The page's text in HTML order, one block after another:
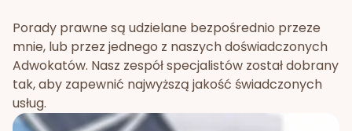
Porady prawne są udzielane bezpośrednio przeze
mnie, lub przez jednego z naszych doświadczonych
Adwokatów. Nasz zespół specjalistów został dobrany
tak, aby zapewnić najwyższą jakość świadczonych
usług.